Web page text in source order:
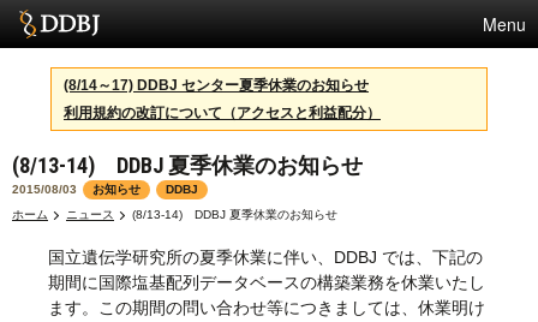
Menu
サービス
スパコン
統計
活動
センターについて
(8/14～17) DDBJ センター夏季休業のお知らせ
利用規約の改訂について（アクセスと利益配分）
(8/13-14) DDBJ 夏季休業のお知らせ
2015/08/03 お知らせ
DDBJ
ホーム
ニュース (8/13-14) DDBJ 夏季休業のお知らせ
国立遺伝学研究所の夏季休業に伴い、DDBJ では、下記の
期間に国際塩基配列データベースの構築業務を休業いたし
ます。この期間の問い合わせ等につきましては、休業明け